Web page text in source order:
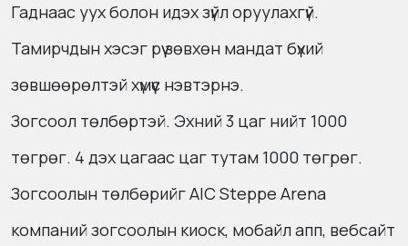
Гаднаас уух болон идэх зүйл оруулахгүй.
Тамирчдын хэсэг рүү зөвхөн мандат бүхий
зөвшөөрөлтэй хүмүүс нэвтэрнэ.
Зогсоол төлбөртэй. Эхний 3 цаг нийт 1000
төгрөг. 4 дэх цагаас цаг тутам 1000 төгрөг.
Зогсоолын төлбөрийг AIC Steppe Arena
компаний зогсоолын киоск, мобайл апп, вебсайт